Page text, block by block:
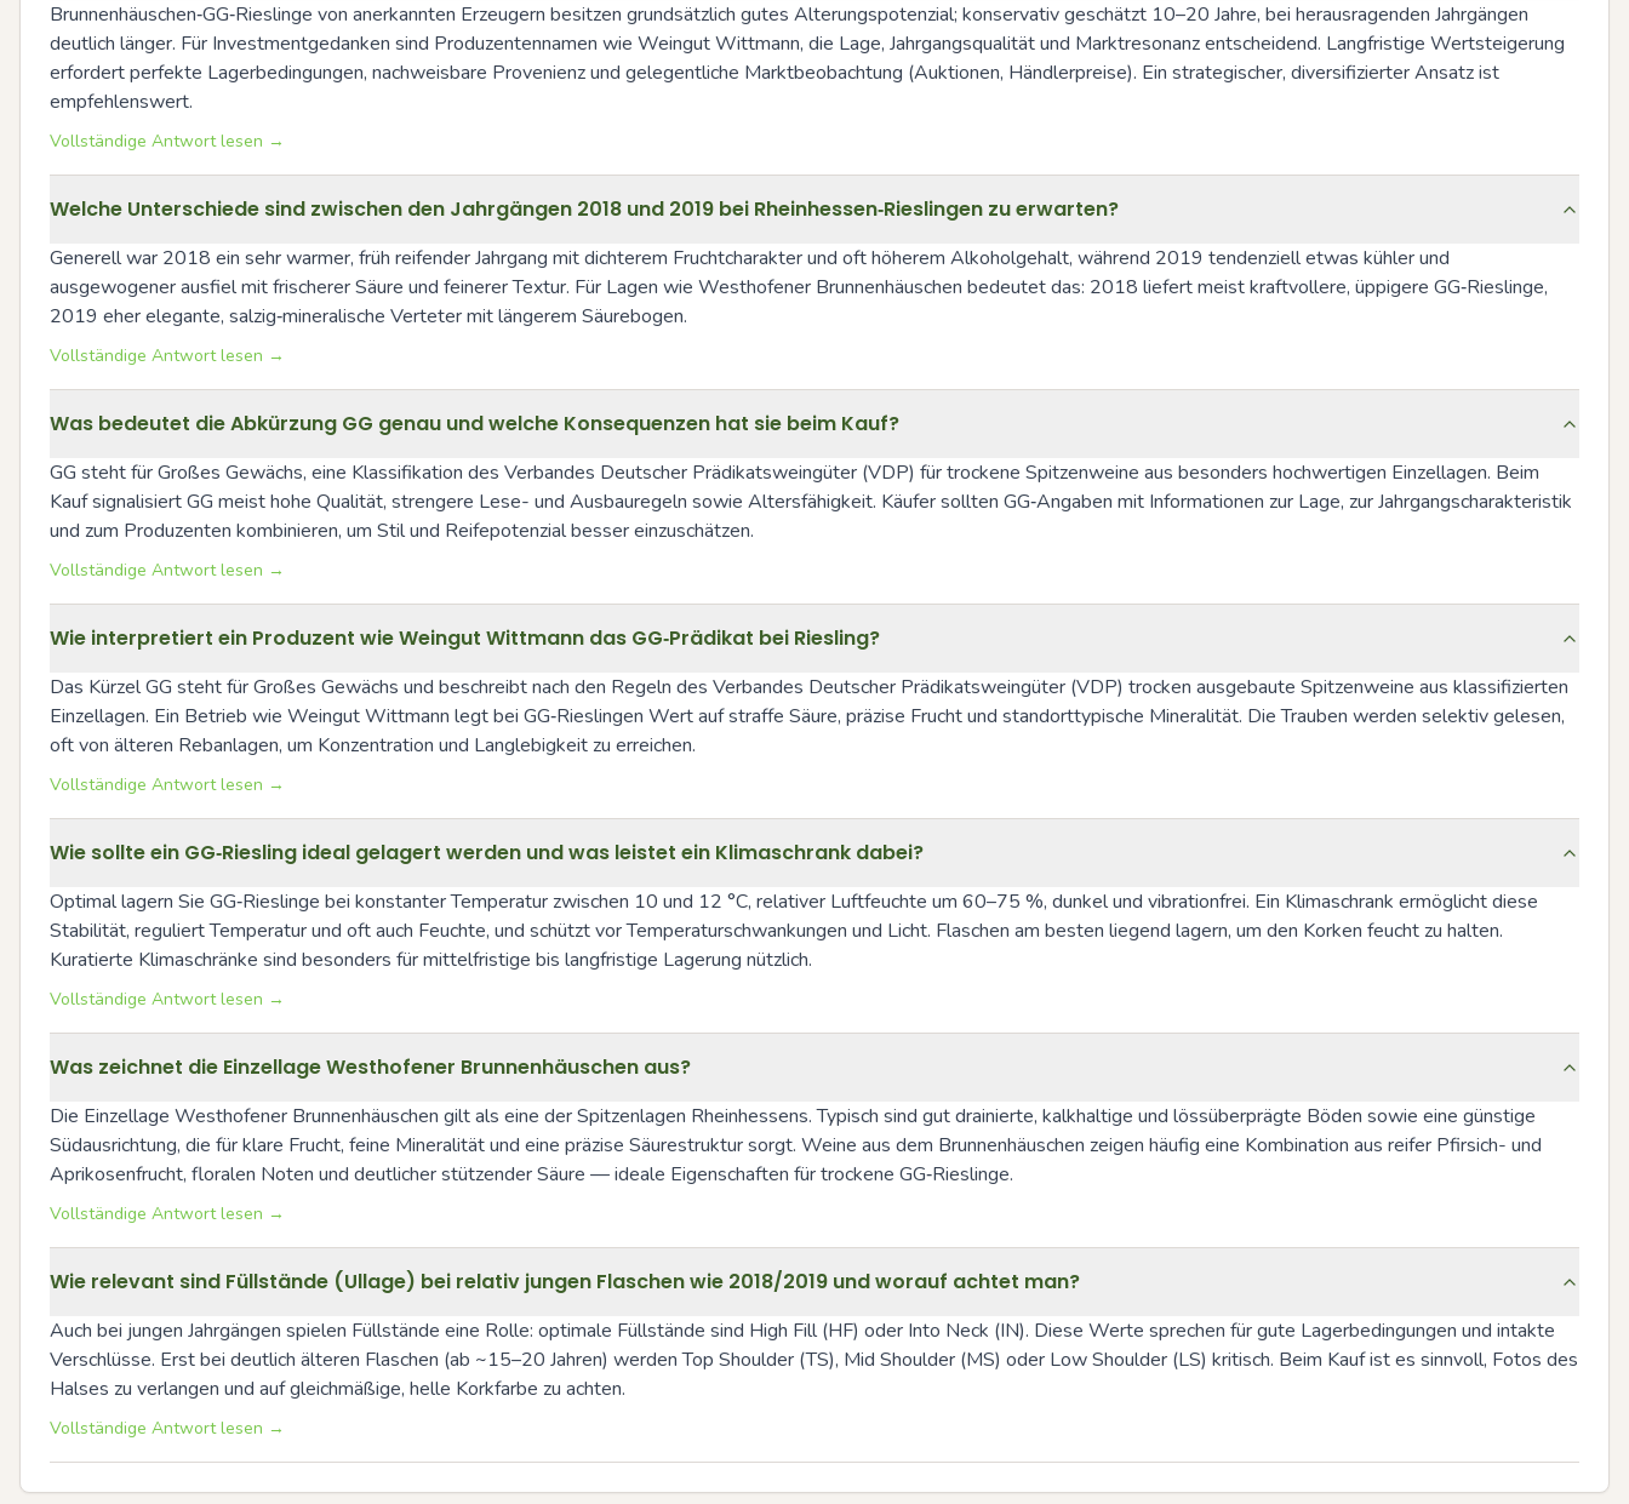
Brunnenhäuschen‑GG‑Rieslinge von anerkannten Erzeugern besitzen grundsätzlich gutes Alterungspotenzial; konservativ geschätzt 10–20 Jahre, bei herausragenden Jahrgängen
deutlich länger. Für Investmentgedanken sind Produzentennamen wie Weingut Wittmann, die Lage, Jahrgangsqualität und Marktresonanz entscheidend. Langfristige Wertsteigerung
erfordert perfekte Lagerbedingungen, nachweisbare Provenienz und gelegentliche Marktbeobachtung (Auktionen, Händlerpreise). Ein strategischer, diversifizierter Ansatz ist
empfehlenswert.
Vollständige Antwort lesen →
Welche Unterschiede sind zwischen den Jahrgängen 2018 und 2019 bei Rheinhessen‑Rieslingen zu erwarten?
Generell war 2018 ein sehr warmer, früh reifender Jahrgang mit dichterem Fruchtcharakter und oft höherem Alkoholgehalt, während 2019 tendenziell etwas kühler und
ausgewogener ausfiel mit frischerer Säure und feinerer Textur. Für Lagen wie Westhofener Brunnenhäuschen bedeutet das: 2018 liefert meist kraftvollere, üppigere GG‑Rieslinge,
2019 eher elegante, salzig‑mineralische Verteter mit längerem Säurebogen.
Vollständige Antwort lesen →
Was bedeutet die Abkürzung GG genau und welche Konsequenzen hat sie beim Kauf?
GG steht für Großes Gewächs, eine Klassifikation des Verbandes Deutscher Prädikatsweingüter (VDP) für trockene Spitzenweine aus besonders hochwertigen Einzellagen. Beim
Kauf signalisiert GG meist hohe Qualität, strengere Lese- und Ausbauregeln sowie Altersfähigkeit. Käufer sollten GG‑Angaben mit Informationen zur Lage, zur Jahrgangscharakteristik
und zum Produzenten kombinieren, um Stil und Reifepotenzial besser einzuschätzen.
Vollständige Antwort lesen →
Wie interpretiert ein Produzent wie Weingut Wittmann das GG‑Prädikat bei Riesling?
Das Kürzel GG steht für Großes Gewächs und beschreibt nach den Regeln des Verbandes Deutscher Prädikatsweingüter (VDP) trocken ausgebaute Spitzenweine aus klassifizierten
Einzellagen. Ein Betrieb wie Weingut Wittmann legt bei GG‑Rieslingen Wert auf straffe Säure, präzise Frucht und standorttypische Mineralität. Die Trauben werden selektiv gelesen,
oft von älteren Rebanlagen, um Konzentration und Langlebigkeit zu erreichen.
Vollständige Antwort lesen →
Wie sollte ein GG‑Riesling ideal gelagert werden und was leistet ein Klimaschrank dabei?
Optimal lagern Sie GG‑Rieslinge bei konstanter Temperatur zwischen 10 und 12 °C, relativer Luftfeuchte um 60–75 %, dunkel und vibrationfrei. Ein Klimaschrank ermöglicht diese
Stabilität, reguliert Temperatur und oft auch Feuchte, und schützt vor Temperaturschwankungen und Licht. Flaschen am besten liegend lagern, um den Korken feucht zu halten.
Kuratierte Klimaschränke sind besonders für mittelfristige bis langfristige Lagerung nützlich.
Vollständige Antwort lesen →
Was zeichnet die Einzellage Westhofener Brunnenhäuschen aus?
Die Einzellage Westhofener Brunnenhäuschen gilt als eine der Spitzenlagen Rheinhessens. Typisch sind gut drainierte, kalkhaltige und lössüberprägte Böden sowie eine günstige
Südausrichtung, die für klare Frucht, feine Mineralität und eine präzise Säurestruktur sorgt. Weine aus dem Brunnenhäuschen zeigen häufig eine Kombination aus reifer Pfirsich- und
Aprikosenfrucht, floralen Noten und deutlicher stützender Säure — ideale Eigenschaften für trockene GG‑Rieslinge.
Vollständige Antwort lesen →
Wie relevant sind Füllstände (Ullage) bei relativ jungen Flaschen wie 2018/2019 und worauf achtet man?
Auch bei jungen Jahrgängen spielen Füllstände eine Rolle: optimale Füllstände sind High Fill (HF) oder Into Neck (IN). Diese Werte sprechen für gute Lagerbedingungen und intakte
Verschlüsse. Erst bei deutlich älteren Flaschen (ab ~15–20 Jahren) werden Top Shoulder (TS), Mid Shoulder (MS) oder Low Shoulder (LS) kritisch. Beim Kauf ist es sinnvoll, Fotos des
Halses zu verlangen und auf gleichmäßige, helle Korkfarbe zu achten.
Vollständige Antwort lesen →